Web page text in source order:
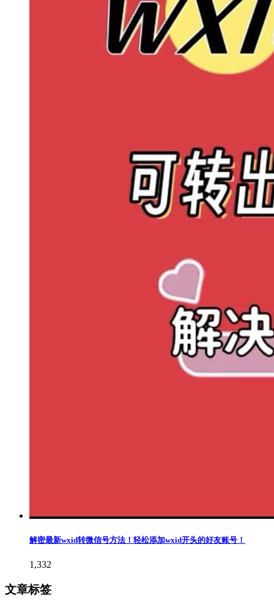
解密最新wxid转微信号方法！轻松添加wxid开头的好友账号！
1,332
文章标签